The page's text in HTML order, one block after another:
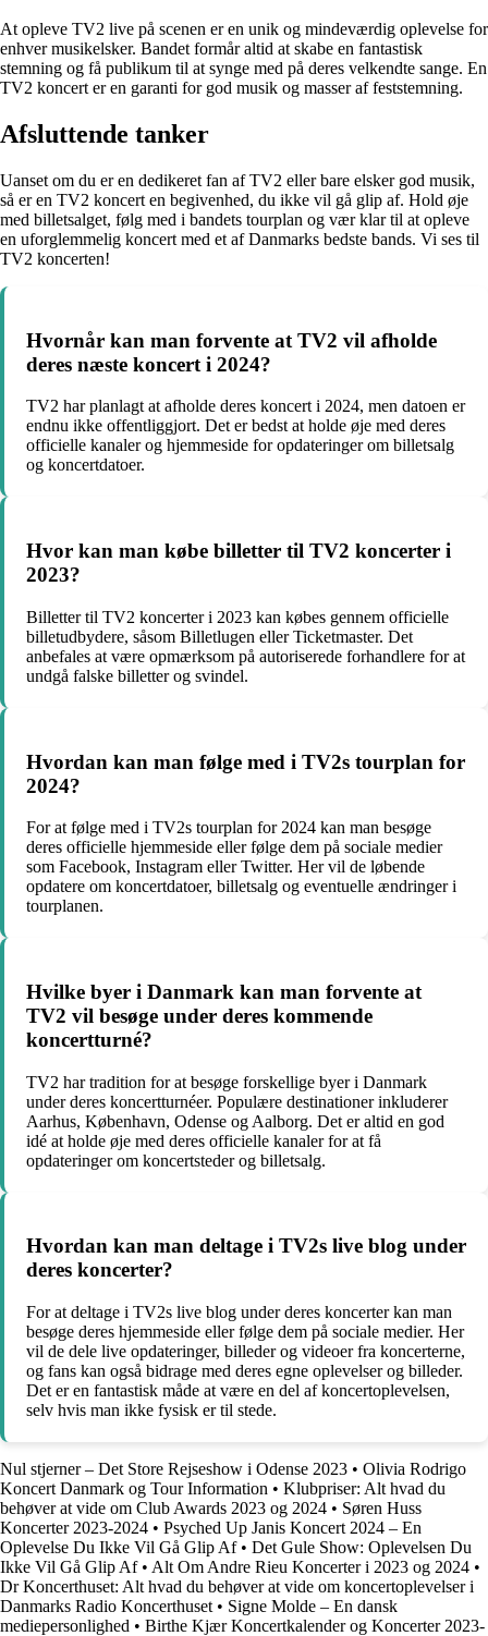
At opleve TV2 live på scenen er en unik og mindeværdig oplevelse for
enhver musikelsker. Bandet formår altid at skabe en fantastisk
stemning og få publikum til at synge med på deres velkendte sange. En
TV2 koncert er en garanti for god musik og masser af feststemning.
Afsluttende tanker
Uanset om du er en dedikeret fan af TV2 eller bare elsker god musik,
så er en TV2 koncert en begivenhed, du ikke vil gå glip af. Hold øje
med billetsalget, følg med i bandets tourplan og vær klar til at opleve
en uforglemmelig koncert med et af Danmarks bedste bands. Vi ses til
TV2 koncerten!
Hvornår kan man forvente at TV2 vil afholde
deres næste koncert i 2024?
TV2 har planlagt at afholde deres koncert i 2024, men datoen er
endnu ikke offentliggjort. Det er bedst at holde øje med deres
officielle kanaler og hjemmeside for opdateringer om billetsalg
og koncertdatoer.
Hvor kan man købe billetter til TV2 koncerter i
2023?
Billetter til TV2 koncerter i 2023 kan købes gennem officielle
billetudbydere, såsom Billetlugen eller Ticketmaster. Det
anbefales at være opmærksom på autoriserede forhandlere for at
undgå falske billetter og svindel.
Hvordan kan man følge med i TV2s tourplan for
2024?
For at følge med i TV2s tourplan for 2024 kan man besøge
deres officielle hjemmeside eller følge dem på sociale medier
som Facebook, Instagram eller Twitter. Her vil de løbende
opdatere om koncertdatoer, billetsalg og eventuelle ændringer i
tourplanen.
Hvilke byer i Danmark kan man forvente at
TV2 vil besøge under deres kommende
koncertturné?
TV2 har tradition for at besøge forskellige byer i Danmark
under deres koncertturnéer. Populære destinationer inkluderer
Aarhus, København, Odense og Aalborg. Det er altid en god
idé at holde øje med deres officielle kanaler for at få
opdateringer om koncertsteder og billetsalg.
Hvordan kan man deltage i TV2s live blog under
deres koncerter?
For at deltage i TV2s live blog under deres koncerter kan man
besøge deres hjemmeside eller følge dem på sociale medier. Her
vil de dele live opdateringer, billeder og videoer fra koncerterne,
og fans kan også bidrage med deres egne oplevelser og billeder.
Det er en fantastisk måde at være en del af koncertoplevelsen,
selv hvis man ikke fysisk er til stede.
Nul stjerner – Det Store Rejseshow i Odense 2023 • Olivia Rodrigo
Koncert Danmark og Tour Information • Klubpriser: Alt hvad du
behøver at vide om Club Awards 2023 og 2024 • Søren Huss
Koncerter 2023-2024 • Psyched Up Janis Koncert 2024 – En
Oplevelse Du Ikke Vil Gå Glip Af• Det Gule Show: Oplevelsen Du
Ikke Vil Gå Glip Af• Alt Om Andre Rieu Koncerter i 2023 og 2024 •
Dr Koncerthuset: Alt hvad du behøver at vide om koncertoplevelser i
Danmarks Radio Koncerthuset • Signe Molde – En dansk
mediepersonlighed • Birthe Kjær Koncertkalender og Koncerter 2023-